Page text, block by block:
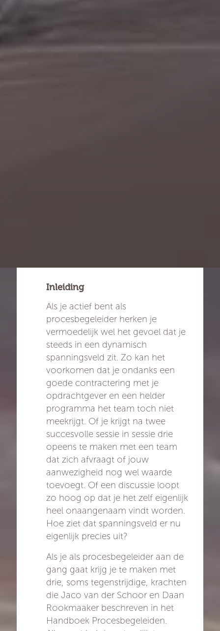
Inleiding
Als je actief bent als
procesbegeleider herken je
vermoedelijk wel het gevoel dat je
steeds in een dynamisch
spanningsveld zit. Zo kan het
voorkomen dat je ondanks een
goede contractering met je
opdrachtgever en een helder
programma het team toch niet
meekrijgt. Of je krijgt na twee
succesvolle sessie in sessie drie
opeens te maken met een team
dat zich afvraagt of jouw
aanwezigheid nog wel waarde
toevoegt. Of een discussie loopt
zo hoog op dat je het zelf eigenlijk
heel onaangenaam vindt worden.
Hoe ziet dat spanningsveld er nu
eigenlijk precies uit?
Als je als procesbegeleider aan de
gang gaat krijg je te maken met
drie, soms tegenstrijdige, krachten
die Jaco van der Schoor en Daan
Rookmaaker beschreven in het
Handboek Procesbegeleiden.